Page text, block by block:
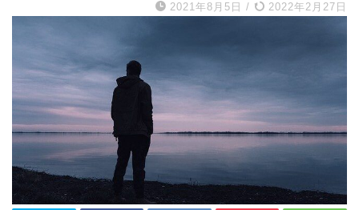
2021年8月5日 / 2022年2月27日